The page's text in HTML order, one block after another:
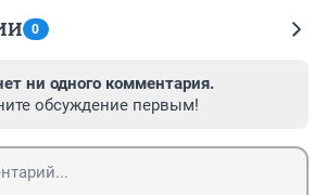
0
ни одного комментария.
обсуждение первым!